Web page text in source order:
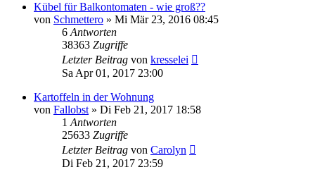
Kübel für Balkontomaten - wie groß??
von Schmettero » Mi Mär 23, 2016 08:45
6 Antworten
38363 Zugriffe
Letzter Beitrag von kresselei
Sa Apr 01, 2017 23:00
Kartoffeln in der Wohnung
von Fallobst » Di Feb 21, 2017 18:58
1 Antworten
25633 Zugriffe
Letzter Beitrag von Carolyn
Di Feb 21, 2017 23:59